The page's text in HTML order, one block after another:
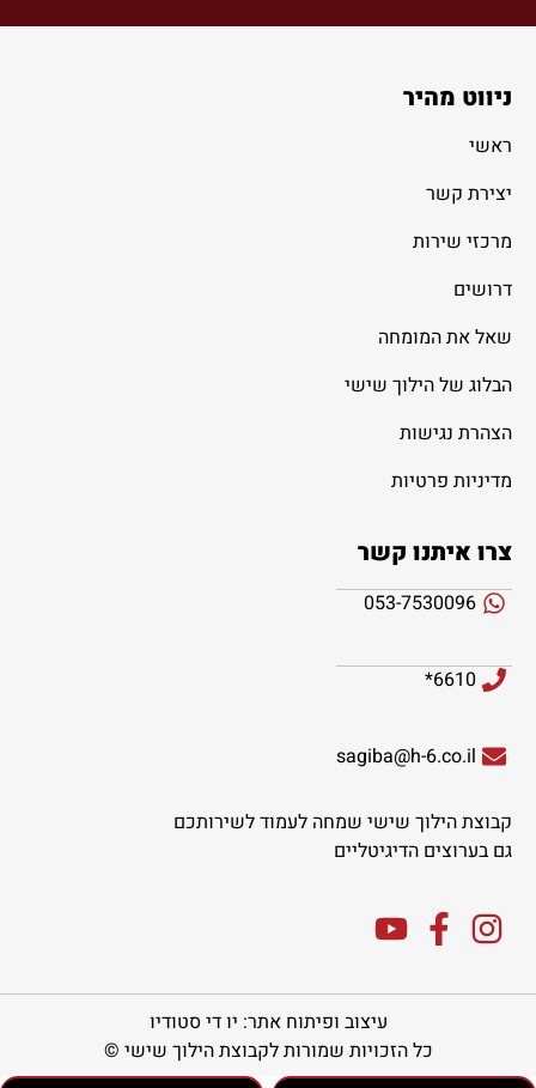
ניווט מהיר
ראשי
יצירת קשר
מרכזי שירות
דרושים
שאל את המומחה
הבלוג של הילוך שישי
הצהרת נגישות
מדיניות פרטיות
צרו איתנו קשר
053-7530096
6610*
sagiba@h-6.co.il
קבוצת הילוך שישי שמחה לעמוד לשירותכם
גם בערוצים הדיגיטליים
עיצוב ופיתוח אתר: יו די סטודיו
כל הזכויות שמורות לקבוצת הילוך שישי ©